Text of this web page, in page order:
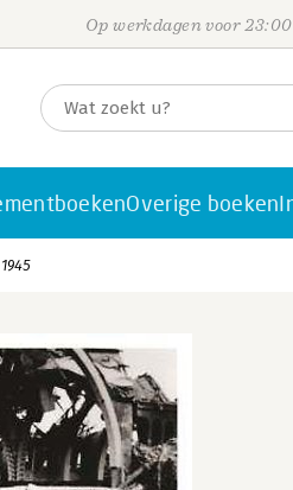
Op werkdagen voor
Overige boeken
1945